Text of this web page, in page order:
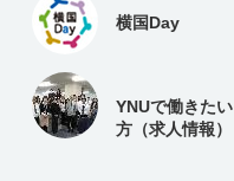
横国Day
YNUで働きたい
方（求人情報）